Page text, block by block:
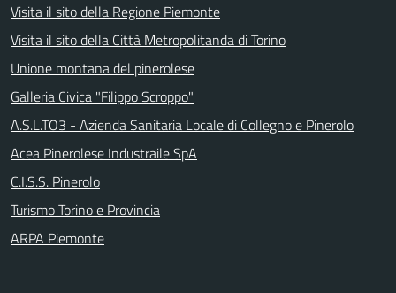
Visita il sito della Regione Piemonte
Visita il sito della Città Metropolitanda di Torino
Unione montana del pinerolese
Galleria Civica "Filippo Scroppo"
A.S.L.TO3 - Azienda Sanitaria Locale di Collegno e Pinerolo
Acea Pinerolese Industraile SpA
C.I.S.S. Pinerolo
Turismo Torino e Provincia
ARPA Piemonte